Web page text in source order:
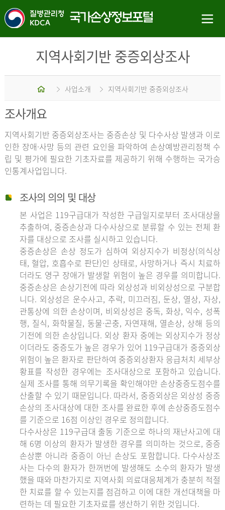
지역사회기반 중증외상조사
홈 사업소개 지역사회기반 중증외상조사
조사개요
지역사회기반 중증외상조사는 중증손상 및 다수사상 발생과 이로
인한 장애·사망 등의 관련 요인을 파악하여 손상예방관리정책 수
립 및 평가에 필요한 기초자료를 제공하기 위해 수행하는 국가승
인통계사업입니다.
조사의 의의 및 대상
본 사업은 119구급대가 작성한 구급일지로부터 조사대상을
추출하여, 중증손상과 다수사상으로 분류할 수 있는 전체 환
자를 대상으로 조사를 실시하고 있습니다.
중증손상은 손상 정도가 심하여 외상지수가 비정상(의식상
태, 혈압, 호흡수로 판단)인 상태로, 사망하거나 즉시 치료하
더라도 영구 장애가 발생할 위험이 높은 경우를 의미합니다.
중증손상은 손상기전에 따라 외상성과 비외상성으로 구분합
니다. 외상성은 운수사고, 추락, 미끄러짐, 둔상, 열상, 자상,
관통상에 의한 손상이며, 비외상성은 중독, 화상, 익수, 성폭
행, 질식, 화학물질, 동물·곤충, 자연재해, 열손상, 상해 등의
기전에 의한 손상입니다. 외상 환자 중에는 외상지수가 정상
이더라도 중증도가 높은 경우가 있어 119구급대가 중증외상
위험이 높은 환자로 판단하여 중증외상환자 응급처치 세부상
황표를 작성한 경우에는 조사대상으로 포함하고 있습니다.
실제 조사를 통해 의무기록을 확인해야만 손상중증도점수를
산출할 수 있기 때문입니다. 따라서, 중증외상은 외상성 중증
손상의 조사대상에 대한 조사를 완료한 후에 손상중증도점수
를 기준으로 16점 이상인 경우로 정의합니다.
다수사상은 119구급대 출동 기준으로 하나의 재난사고에 대
해 6명 이상의 환자가 발생한 경우를 의미하는 것으로, 중증
손상뿐 아니라 중증이 아닌 손상도 포함합니다. 다수사상조
사는 다수의 환자가 한꺼번에 발생해도 소수의 환자가 발생
했을 때와 마찬가지로 지역사회 의료대응체계가 충분히 적절
한 치료를 할 수 있는지를 점검하고 이에 대한 개선대책을 마
련하는 데 필요한 기초자료를 생산하기 위한 것입니다.